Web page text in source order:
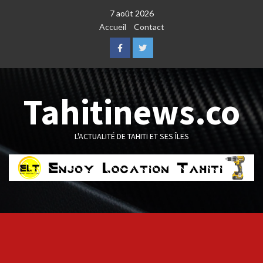
7 août 2026
Accueil
Contact
FacebookTwitter
Tahitinews.co
L'ACTUALITÉ DE TAHITI ET SES ÎLES